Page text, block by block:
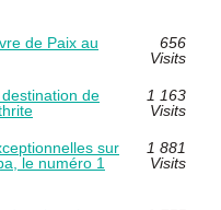
de Paix au
656
Visits
de
1 163
Visits
sur
le numéro 1
1 881
Visits